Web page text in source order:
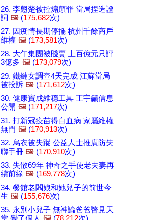
26. 李翹楚被控煽顛罪 當局捏造證
詞 🖼️ (175,682次)
27. 因疫情長期停擺 杭州千餘商戶
維權 🖼️ (173,581次)
28. 大午集團被賤賣 上百億元只評
3億多 🖼️ (173,079次)
29. 鐵鏈女調查4天完成 江蘇當局
被投訴 🖼️ (171,612次)
30. 健康寶成維穩工具 王宇籲信息
公開 🖼️ (171,217次)
31. 打新冠疫苗得白血病 家屬維權
無門 🖼️ (170,913次)
32. 烏衣被失蹤 公益人士推廣防失
聯手冊 🖼️ (170,910次)
33. 失散69年 神奇之手使老夫妻再
續前緣 🖼️ (169,778次)
34. 餐館老闆娘和她兒子的前世今
生 🖼️ (155,676次)
35. 永別小兒子 無神論爸爸瞥見天
堂 變了個人 🖼️ (78,212次)